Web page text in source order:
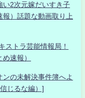
い2次元嫁だいすき子
）話題な動画取り上
ストラ芸能情報局！
速報）
の未解決事件簿へよ
じるな編）]